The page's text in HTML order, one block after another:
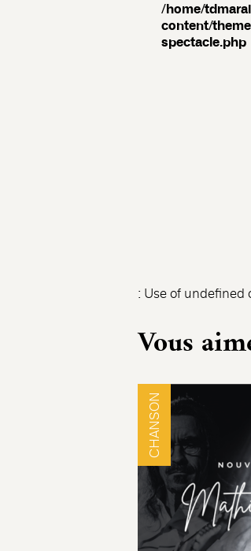
/home/
content/
spectacle.php
: Use of
Vous
CHANSON